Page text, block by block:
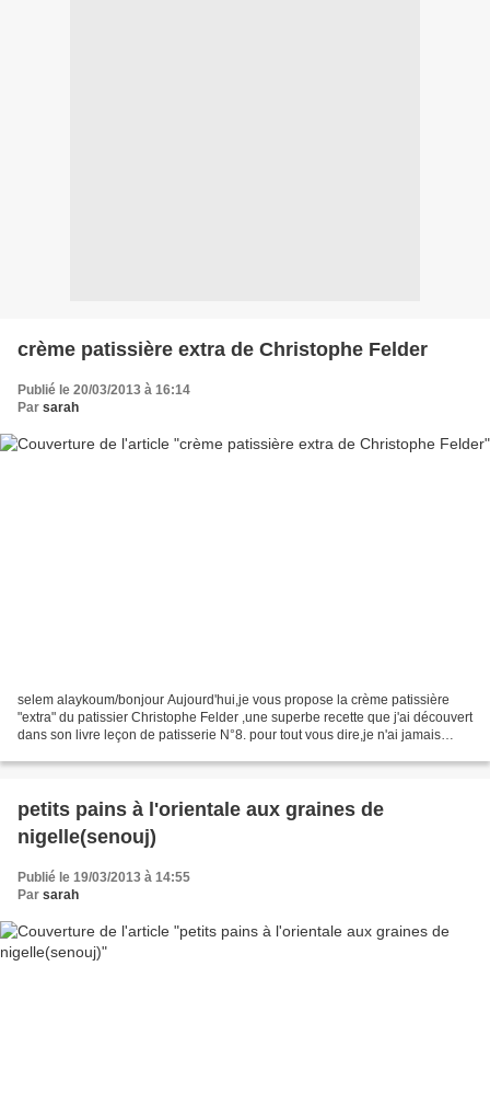
crème patissière extra de Christophe Felder
Publié le 20/03/2013 à 16:14
Par sarah
selem alaykoum/bonjour Aujourd'hui,je vous propose la crème patissière
"extra" du patissier Christophe Felder ,une superbe recette que j'ai découvert
dans son livre leçon de patisserie N°8. pour tout vous dire,je n'ai jamais
petits pains à l'orientale aux graines de
nigelle(senouj)
Publié le 19/03/2013 à 14:55
Par sarah